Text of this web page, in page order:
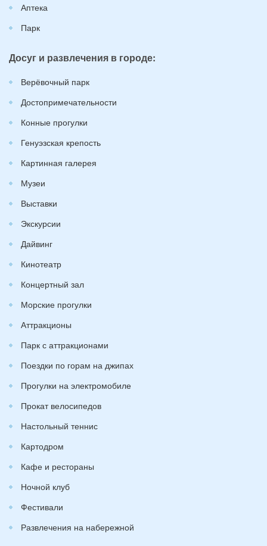
Аптека
Парк
Досуг и развлечения в городе:
Верёвочный парк
Достопримечательности
Конные прогулки
Генуэзская крепость
Картинная галерея
Музеи
Выставки
Экскурсии
Дайвинг
Кинотеатр
Концертный зал
Морские прогулки
Аттракционы
Парк с аттракционами
Поездки по горам на джипах
Прогулки на электромобиле
Прокат велосипедов
Настольный теннис
Картодром
Кафе и рестораны
Ночной клуб
Фестивали
Развлечения на набережной